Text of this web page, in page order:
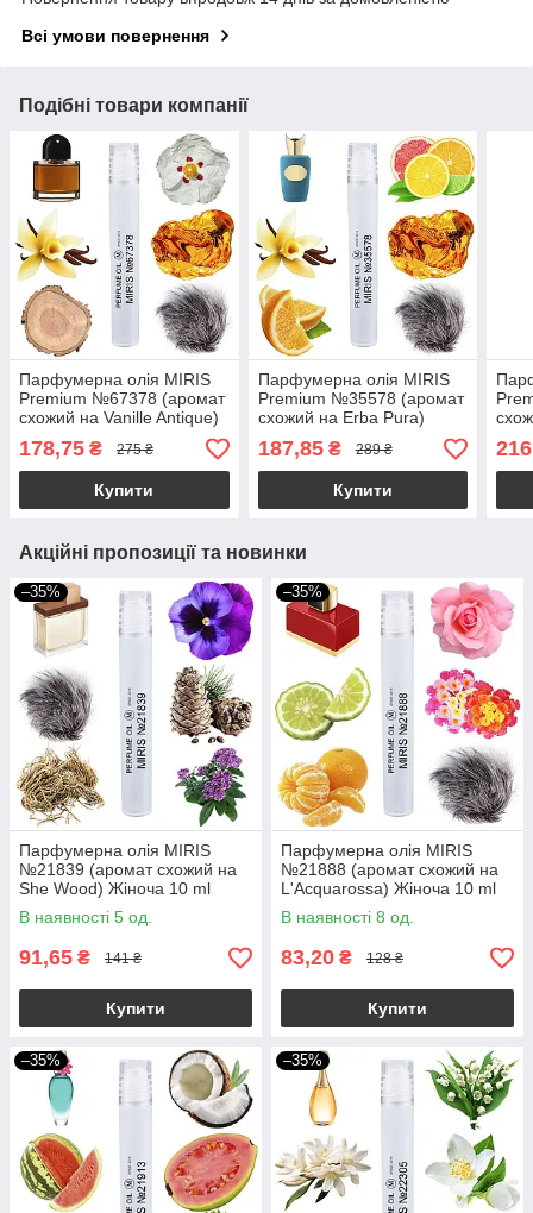
Всі умови повернення
Подібні товари компанії
Парфумерна олія MIRIS
Premium №67378 (аромат
схожий на Vanille Antique)
Унісекс 10 ml
178,75 ₴ 275 ₴
Купити
Парфумерна олія MIRIS
Premium №35578 (аромат
схожий на Erba Pura)
Унісекс 10 ml
187,85₴ 289 ₴
Купити
Акційні пропозиції та новинки
–35%
Парфумерна олія MIRIS
№21839 (аромат схожий на
She Wood) Жіноча 10 ml
В наявності 5 од.
91,65 ₴ 141 ₴
Купити
–35%
Парфумерна олія MIRIS
№21888 (аромат схожий на
L'Acquarossa) Жіноча 10 ml
В наявності 8 од.
83,20 ₴ 128 ₴
Купити
–35% –35%